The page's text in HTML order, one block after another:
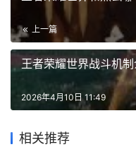
上一篇
王者荣耀世界战斗机
2026年4月10日 11:49
相关推荐